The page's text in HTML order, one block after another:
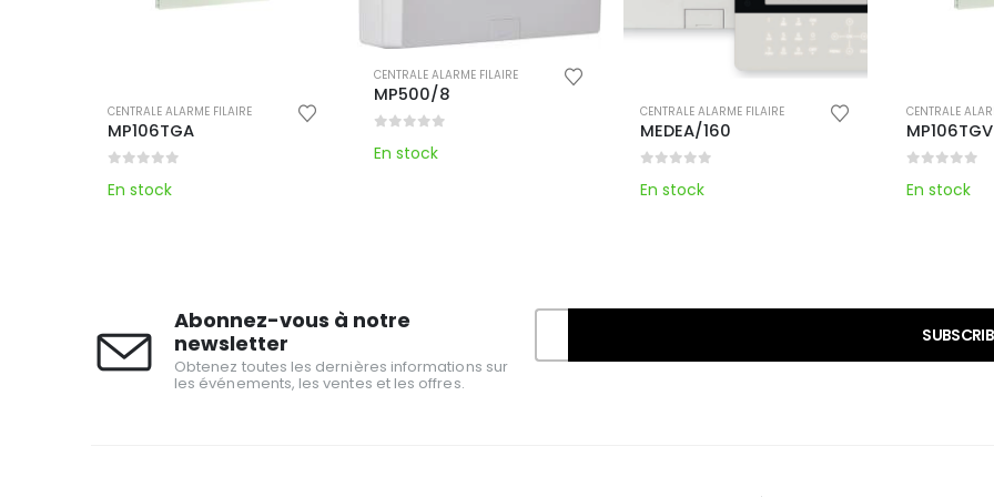
CENTRALE ALARME FILAIRE
MP106TGA
En stock
CENTRALE ALARME FILAIRE
MP500/8
En stock
CENTRALE ALARME FILAIRE
MEDEA/160
En stock
CENTRALE
MP106TGV
En stock
Abonnez-vous à notre
newsletter
Obtenez toutes les dernières informations sur
les événements, les ventes et les offres.